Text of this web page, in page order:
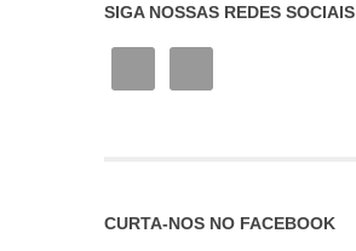
SIGA NOSSAS REDES SOCIAIS
CURTA-NOS NO FACEBOOK